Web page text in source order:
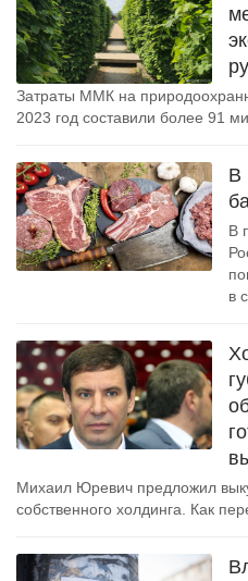
Затраты ММК на
2023 год составили более 91
В
В
в
Михаил Юревич предложил
собственного холдинга. Как